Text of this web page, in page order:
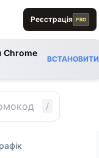
знижки
Реєстрація PRO
Chrome
ВСТАНОВИТИ
/